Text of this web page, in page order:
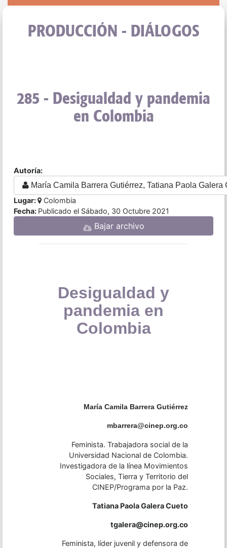
PRODUCCIÓN - DIÁLOGOS
285 - Desigualdad y pandemia
en Colombia
Autoría:
María Camila Barrera Gutiérrez, Tatiana Paola Galera
Lugar:
Colombia
Fecha: Publicado el Sábado, 30 Octubre 2021
Bajar archivo
Desigualdad y
pandemia en
Colombia
María Camila Barrera Gutiérrez
mbarrera@cinep.org.co
Feminista. Trabajadora social de la
Universidad Nacional de Colombia.
Investigadora de la línea Movimientos
Sociales, Tierra y Territorio del
CINEP/Programa por la Paz.
Tatiana Paola Galera Cueto
tgalera@cinep.org.co
Feminista, líder juvenil y defensora de